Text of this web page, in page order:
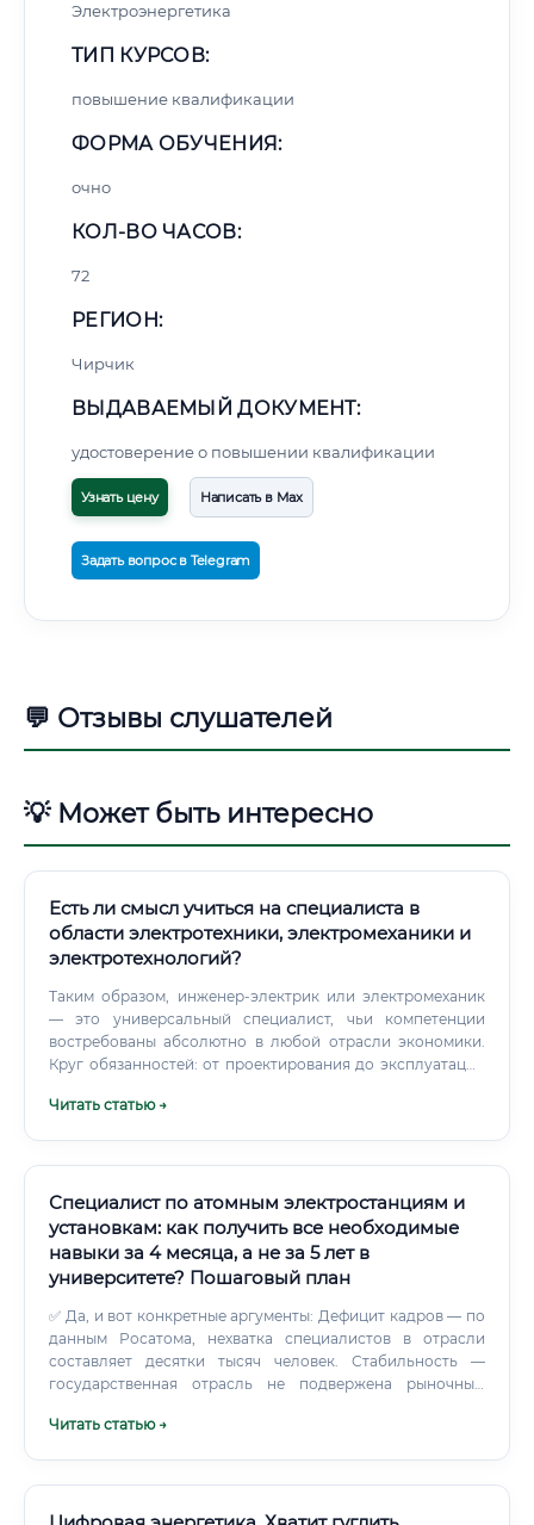
Электроэнергетика
ТИП КУРСОВ:
повышение квалификации
ФОРМА ОБУЧЕНИЯ:
очно
КОЛ-ВО ЧАСОВ:
72
РЕГИОН:
Чирчик
ВЫДАВАЕМЫЙ ДОКУМЕНТ:
удостоверение о повышении квалификации
Узнать цену Написать в Max
Задать вопрос в Telegram
💬 Отзывы слушателей
💡 Может быть интересно
Есть ли смысл учиться на специалиста в
области электротехники, электромеханики и
электротехнологий?
Таким образом, инженер-электрик или электромеханик
— это универсальный специалист, чьи компетенции
востребованы абсолютно в любой отрасли экономики.
Круг обязанностей: от проектирования до эксплуатации
чрезвычайно широк и зависит от конкретной должности
Читать статью →
Специалист по атомным электростанциям и
установкам: как получить все необходимые
навыки за 4 месяца, а не за 5 лет в
университете? Пошаговый план
✅ Да, и вот конкретные аргументы: Дефицит кадров — по
данным Росатома, нехватка специалистов в отрасли
составляет десятки тысяч человек. Стабильность —
государственная отрасль не подвержена рыночным
Читать статью →